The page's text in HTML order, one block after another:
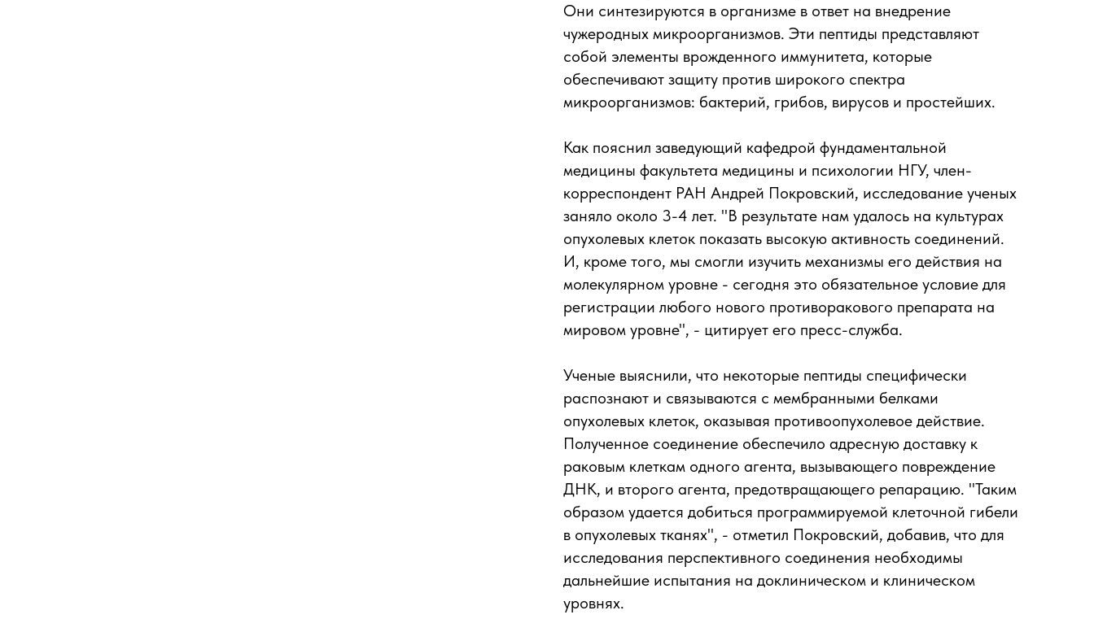
Они синтезируются в организме в ответ на внедрение
чужеродных микроорганизмов. Эти пептиды представляют
собой элементы врожденного иммунитета, которые
обеспечивают защиту против широкого спектра
микроорганизмов: бактерий, грибов, вирусов и простейших.
Как пояснил заведующий кафедрой фундаментальной
медицины факультета медицины и психологии НГУ, член-
корреспондент РАН Андрей Покровский, исследование ученых
заняло около 3-4 лет. "В результате нам удалось на культурах
опухолевых клеток показать высокую активность соединений.
И, кроме того, мы смогли изучить механизмы его действия на
молекулярном уровне - сегодня это обязательное условие для
регистрации любого нового противоракового препарата на
мировом уровне", - цитирует его пресс-служба.
Ученые выяснили, что некоторые пептиды специфически
распознают и связываются с мембранными белками
опухолевых клеток, оказывая противоопухолевое действие.
Полученное соединение обеспечило адресную доставку к
раковым клеткам одного агента, вызывающего повреждение
ДНК, и второго агента, предотвращающего репарацию. "Таким
образом удается добиться программируемой клеточной гибели
в опухолевых тканях", - отметил Покровский, добавив, что для
исследования перспективного соединения необходимы
дальнейшие испытания на доклиническом и клиническом
уровнях.